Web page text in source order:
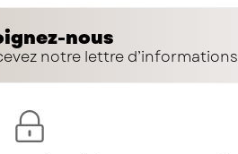
nous
notre lettre d’informations